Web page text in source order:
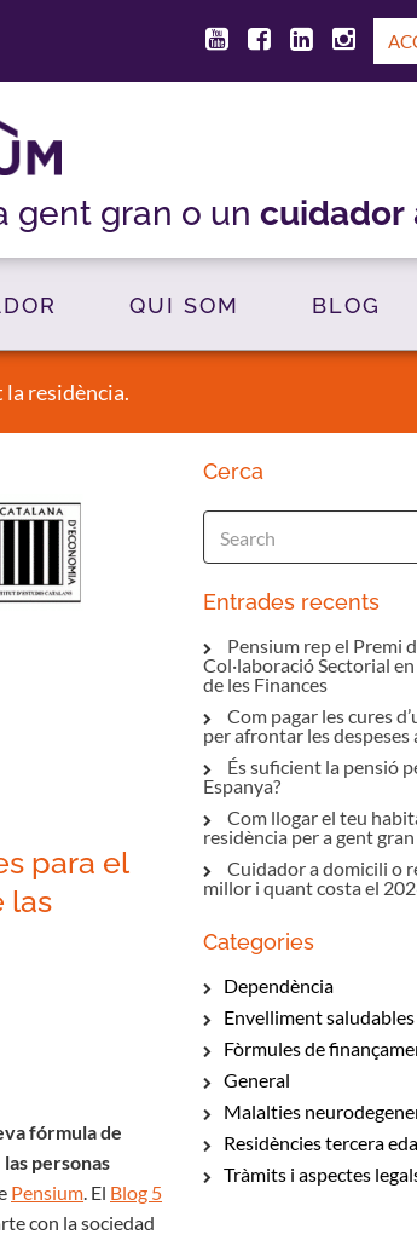
gent gran o un cuidador
QUI SOM BLOG
residència.
para el
las
fórmula de
personas
Pensium . El Blog 5
con la sociedad
Cerca
Entrades recents
Pensium rep el Premi
Col·laboració Sectorial
de les Finances
Com pagar les cures
per afrontar les
És suficient la pensió
Espanya?
Com llogar el teu
residència per a gent gran
Cuidador a domicili o
millor i quant costa el
Categories
Dependència
Envelliment saludables
Fòrmules de
General
Malalties
Residències tercera
Tràmits i aspectes